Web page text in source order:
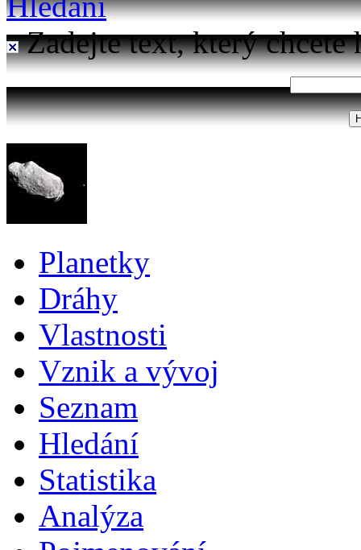
Zadejte text, který chcete
Planetky
Dráhy
Vlastnosti
Vznik a vývoj
Seznam
Hledání
Statistika
Analýza